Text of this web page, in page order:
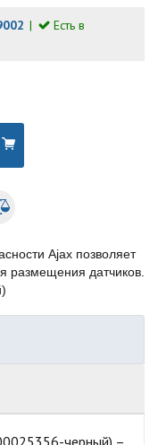
Есть в
Ajax позволяет
размещения датчиков.
черный) –